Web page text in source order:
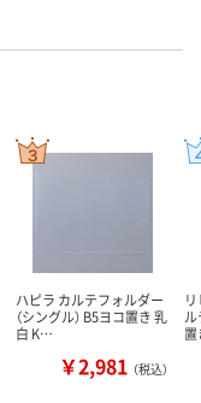
ハピラ カルテフォルダー
（シングル） B5ヨコ置き 乳
白 K…
￥2,981 （税込）